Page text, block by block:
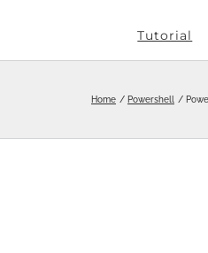
Tutorial
Home Powershell